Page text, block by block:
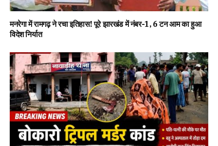
मनरेगा में रामगढ़ ने रचा इतिहास! पूरे झारखंड में नंबर-1, 6 टन आम का हुआ
विदेश निर्यात